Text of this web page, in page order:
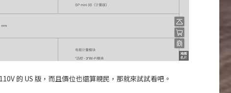
的 US 版，而且價位也還算親民，那就來試試看吧。